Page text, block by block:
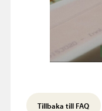
Tillbaka till FAQ